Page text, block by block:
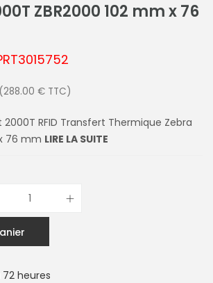
ZBR2000 102 mm x 76
(288.00 € TTC)
RFID Transfert Thermique Zebra
76 mm LIRE LA SUITE
heures